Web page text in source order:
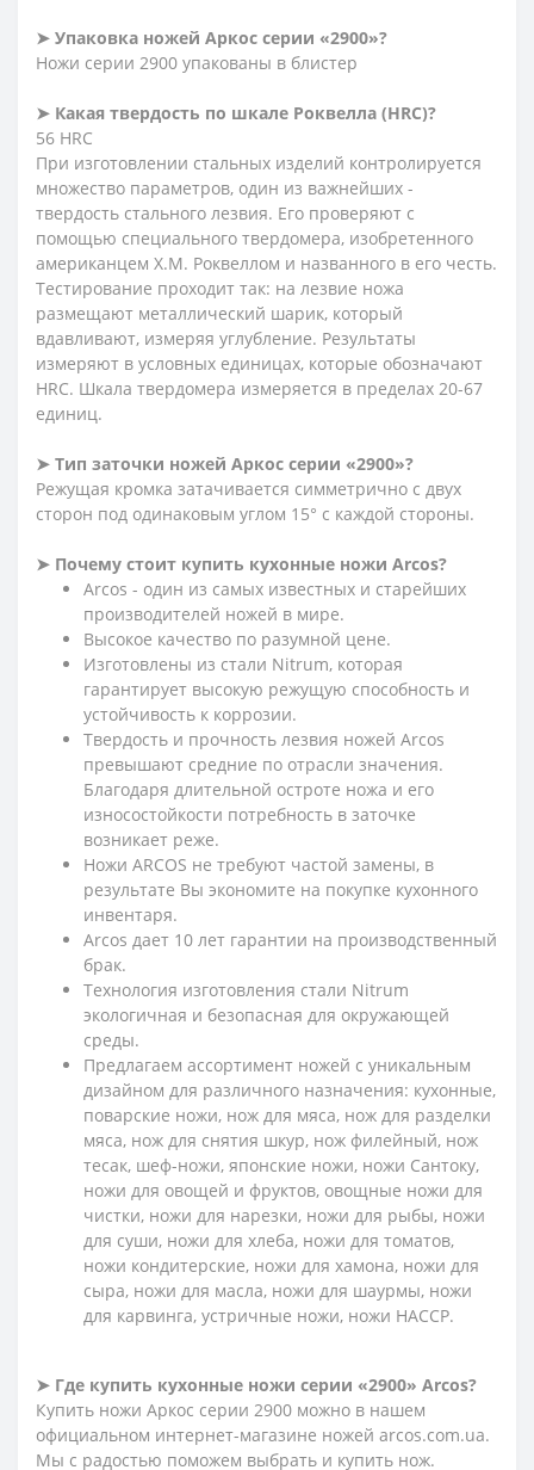
➤ Упаковка ножей Аркос серии «2900»?
Ножи серии 2900 упакованы в блистер
➤ Какая твердость по шкале Роквелла (HRC)?
56 HRC
При изготовлении стальных изделий контролируется
множество параметров, один из важнейших -
твердость стального лезвия. Его проверяют с
помощью специального твердомера, изобретенного
американцем Х.М. Роквеллом и названного в его честь.
Тестирование проходит так: на лезвие ножа
размещают металлический шарик, который
вдавливают, измеряя углубление. Результаты
измеряют в условных единицах, которые обозначают
HRC. Шкала твердомера измеряется в пределах 20-67
единиц.
➤ Тип заточки ножей Аркос серии «2900»?
Режущая кромка затачивается симметрично с двух
сторон под одинаковым углом 15° с каждой стороны.
➤ Почему стоит купить кухонные ножи Arcos?
Arcos - один из самых известных и старейших
производителей ножей в мире.
Высокое качество по разумной цене.
Изготовлены из стали Nitrum, которая
гарантирует высокую режущую способность и
устойчивость к коррозии.
Твердость и прочность лезвия ножей Arcos
превышают средние по отрасли значения.
Благодаря длительной остроте ножа и его
износостойкости потребность в заточке
возникает реже.
Ножи ARCOS не требуют частой замены, в
результате Вы экономите на покупке кухонного
инвентаря.
Arcos дает 10 лет гарантии на производственный
брак.
Технология изготовления стали Nitrum
экологичная и безопасная для окружающей
среды.
Предлагаем ассортимент ножей с уникальным
дизайном для различного назначения: кухонные,
поварские ножи, нож для мяса, нож для разделки
мяса, нож для снятия шкур, нож филейный, нож
тесак, шеф-ножи, японские ножи, ножи Сантоку,
ножи для овощей и фруктов, овощные ножи для
чистки, ножи для нарезки, ножи для рыбы, ножи
для суши, ножи для хлеба, ножи для томатов,
ножи кондитерские, ножи для хамона, ножи для
сыра, ножи для масла, ножи для шаурмы, ножи
для карвинга, устричные ножи, ножи HACCP.
➤ Где купить кухонные ножи серии «2900» Arcos?
Купить ножи Аркос серии 2900 можно в нашем
официальном интернет-магазине ножей arcos.com.ua.
Мы с радостью поможем выбрать и купить нож.